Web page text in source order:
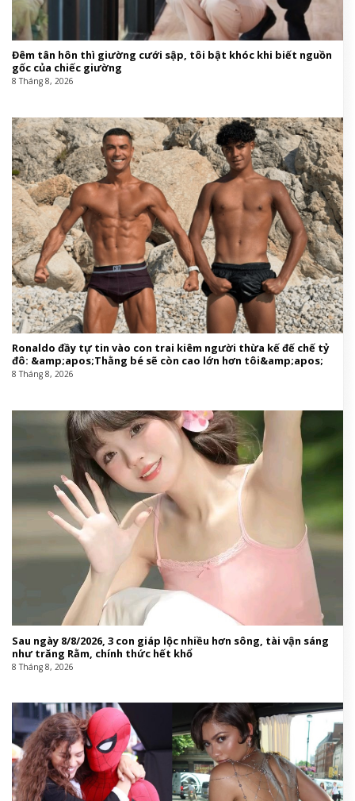
Đêm tân hôn thì giường cưới sập, tôi bật khóc khi biết nguồn
gốc của chiếc giường
8 Tháng 8, 2026
Ronaldo đầy tự tin vào con trai kiêm người thừa kế đế chế tỷ
đô: &amp;apos;Thằng bé sẽ còn cao lớn hơn tôi&amp;apos;
8 Tháng 8, 2026
Sau ngày 8/8/2026, 3 con giáp lộc nhiều hơn sông, tài vận sáng
như trăng Rằm, chính thức hết khổ
8 Tháng 8, 2026